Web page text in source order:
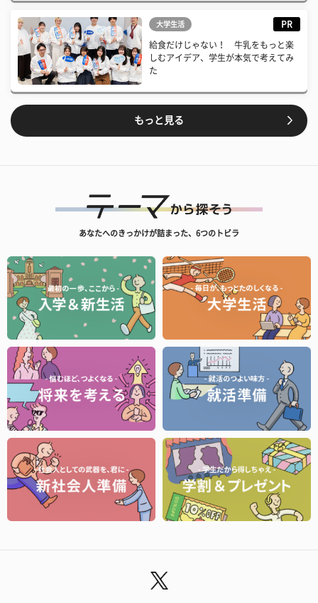
大学生活 PR
給食だけじゃない！ 牛乳をもっと楽
しむアイデア、学生が本気で考えてみ
た
もっと見る
あなたへのきっかけが詰まった、6つのトビラ